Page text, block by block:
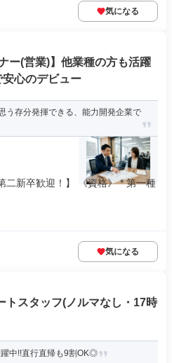
気になる
ー(営業)】他業種の方も活躍
心のデビュー
う存分発揮できる、能力開発企業で
二新卒歓迎！】 《資格》 * 第一種
気になる
トスタッフ(ノルマなし・17時
中!!直行直帰も9割OK◎